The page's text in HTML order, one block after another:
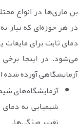
بن ماری‌ها در انواع
در هر حوزه‌ای که نیاز
دمای ثابت برای مایعات
می‌شود. در اینجا
آزمایشگاهی آورده
آزمایشگاه‌های
شیمیایی به